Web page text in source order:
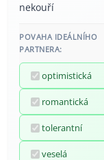
nekouří
POVAHA IDEÁLNÍHO
PARTNERA:
optimistická
romantická
tolerantní
veselá